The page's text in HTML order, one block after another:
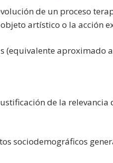
de un proceso
artístico o la acción
(equivalente aproximado
de la
sociodemográficos